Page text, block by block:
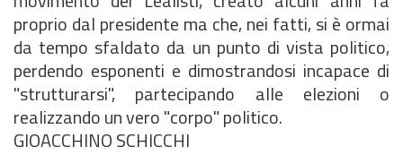
proprio dal presidente ma che, nei fatti, si è ormai
da tempo sfaldato da un punto di vista politico,
perdendo esponenti e dimostrandosi incapace di
"strutturarsi", partecipando alle elezioni o
realizzando un vero "corpo" politico.
GIOACCHINO SCHICCHI